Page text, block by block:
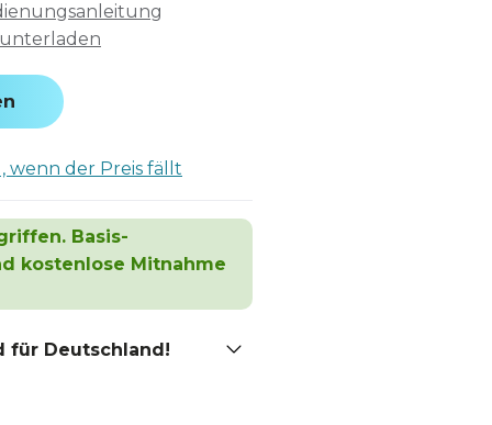
wenn der Preis fällt
Basis-
kostenlose Mitnahme
für Deutschland!